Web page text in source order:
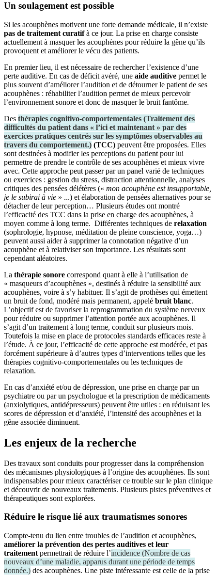
Un soulagement est possible
Si les acouphènes motivent une forte demande médicale, il n’existe
pas de traitement curatifà ce jour. La prise en charge consiste
actuellement à masquer les acouphènes pour réduire la gêne qu’ils
provoquent et améliorer le vécu des patients.
En premier lieu, il est nécessaire de rechercher l’existence d’une
perte auditive. En cas de déficit avéré, une aide auditive permet le
plus souvent d’améliorer l’audition et de détourner le patient de ses
acouphènes : réhabiliter l’audition permet de mieux percevoir
l’environnement sonore et donc de masquer le bruit fantôme.
Des thérapies cognitivo-comportementales (Traitement des
difficultés du patient dans « l’ici et maintenant » par des
exercices pratiques centrés sur les symptômes observables au
travers du comportement.) (TCC) peuvent être proposées. Elles
sont destinées à modifier les perceptions du patient pour lui
permettre de prendre le contrôle de ses acouphènes et mieux vivre
avec. Cette approche peut passer par un panel varié de techniques
ou exercices : gestion du stress, distraction attentionnelle, analyses
critiques des pensées délétères (« mon acouphène est insupportable,
je le subirai à vie » ...) et élaboration de pensées alternatives pour se
détacher de leur perception… Plusieurs études ont montré
l’efficacité des TCC dans la prise en charge des acouphènes, à
moyen comme à long terme. Différentes techniques de relaxation
(sophrologie, hypnose, méditation de pleine conscience, yoga…)
peuvent aussi aider à supprimer la connotation négative d’un
acouphène et à relativiser son importance. Les résultats sont
cependant aléatoires.
La thérapie sonore correspond quant à elle à l’utilisation de
« masqueurs d’acouphènes », destinés à réduire la sensibilité aux
acouphènes, voire à s’y habituer. Il s’agit de prothèses qui émettent
un bruit de fond, modéré mais permanent, appelé bruit blanc.
L’objectif est de favoriser la reprogrammation du système nerveux
pour réduire ou supprimer l’attention portée aux acouphènes. Il
s’agit d’un traitement à long terme, conduit sur plusieurs mois.
Toutefois la mise en place de protocoles standards efficaces reste à
l’étude. À ce jour, l’efficacité de cette approche est modérée, et pas
forcément supérieure à d’autres types d’interventions telles que les
thérapies cognitivo-comportementales ou les techniques de
relaxation.
En cas d’anxiété et/ou de dépression, une prise en charge par un
psychiatre ou par un psychologue et la prescription de médicaments
(anxiolytiques, antidépresseurs) peuvent être utiles : en réduisant les
scores de dépression et d’anxiété, l’intensité des acouphènes et la
gêne associée diminuent.
Les enjeux de la recherche
Des travaux sont conduits pour progresser dans la compréhension
des mécanismes physiologiques à l’origine des acouphènes. Ils sont
indispensables pour mieux caractériser ce trouble sur le plan clinique
et découvrir de nouveaux traitements. Plusieurs pistes préventives et
thérapeutiques sont explorées.
Réduire le risque lié aux traumatismes sonores
Compte-tenu du lien entre troubles de l’audition et acouphènes,
améliorer la prévention des pertes auditives et leur
traitement permettrait de réduire l’incidence (Nombre de cas
nouveaux d’une maladie, apparus durant une période de temps
donnée.) des acouphènes. Une piste intéressante est celle de la prise